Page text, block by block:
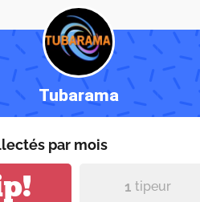
Tubarama
par mois
1 tipeur